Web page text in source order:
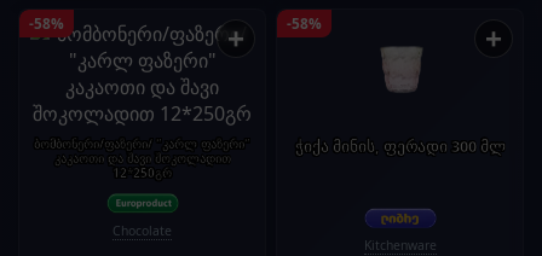
-58% +
ბომბონერი/ფაზერი/ "კარლ ფაზერი"
კაკაოთი და შავი შოკოლადით
12*250გრ
Chocolate
-58% +
ჭიქა მინის, ფერადი 300 მლ
Kitchenware